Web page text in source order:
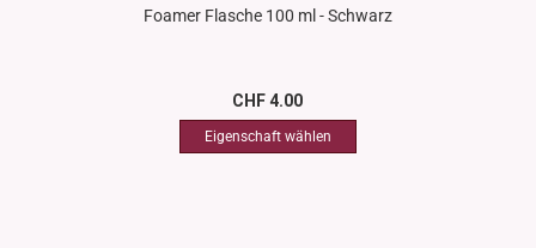
Foamer Flasche 100 ml - Schwarz
CHF 4.00